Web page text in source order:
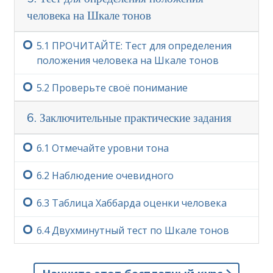
человека на Шкале тонов
ПРОЧИТАЙТЕ: Тест для определения
положения человека на Шкале тонов
Проверьте своё понимание
6. Заключительные практические задания
Отмечайте уровни тона
Наблюдение очевидного
Таблица Хаббарда оценки человека
6.‏4Двухминутный тест по Шкале тонов